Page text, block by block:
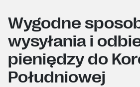
Wygodne
wysyłania i
pieniędzy do
Południowej